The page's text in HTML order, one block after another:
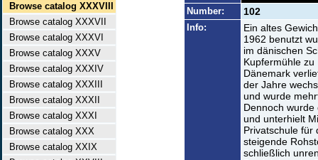
Browse catalog XXXVIII
Browse catalog XXXVII
Browse catalog XXXVI
Browse catalog XXXV
Browse catalog XXXIV
Browse catalog XXXIII
Browse catalog XXXII
Browse catalog XXXI
Browse catalog XXX
Browse catalog XXIX
Number: 102
Info:
Ein altes
1962 benutzt
im dänischen
Kupfermühle
Dänemark
der Jahre
und wurde
Dennoch
und unterhielt
Privatschule für
steigende
schließlich